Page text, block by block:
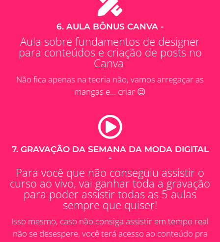
6. AULA BÔNUS CANVA -
Aula sobre fundamentos de designer
para conteúdos e criação de posts no
Canva
Não fica apenas na teoria não, vamos arregaçar as
mangas e… criar 😉
7. GRAVAÇÃO DA SEMANA DA MODA DIGITAL
-
Para você que não conseguiu assistir o
curso ao vivo, vai ganhar toda a gravação
para poder assistir todas as 5 aulas
sempre que quiser!
Isso mesmo, caso não consiga assistir em tempo real
não se desespere, você terá acesso ao conteúdo pra